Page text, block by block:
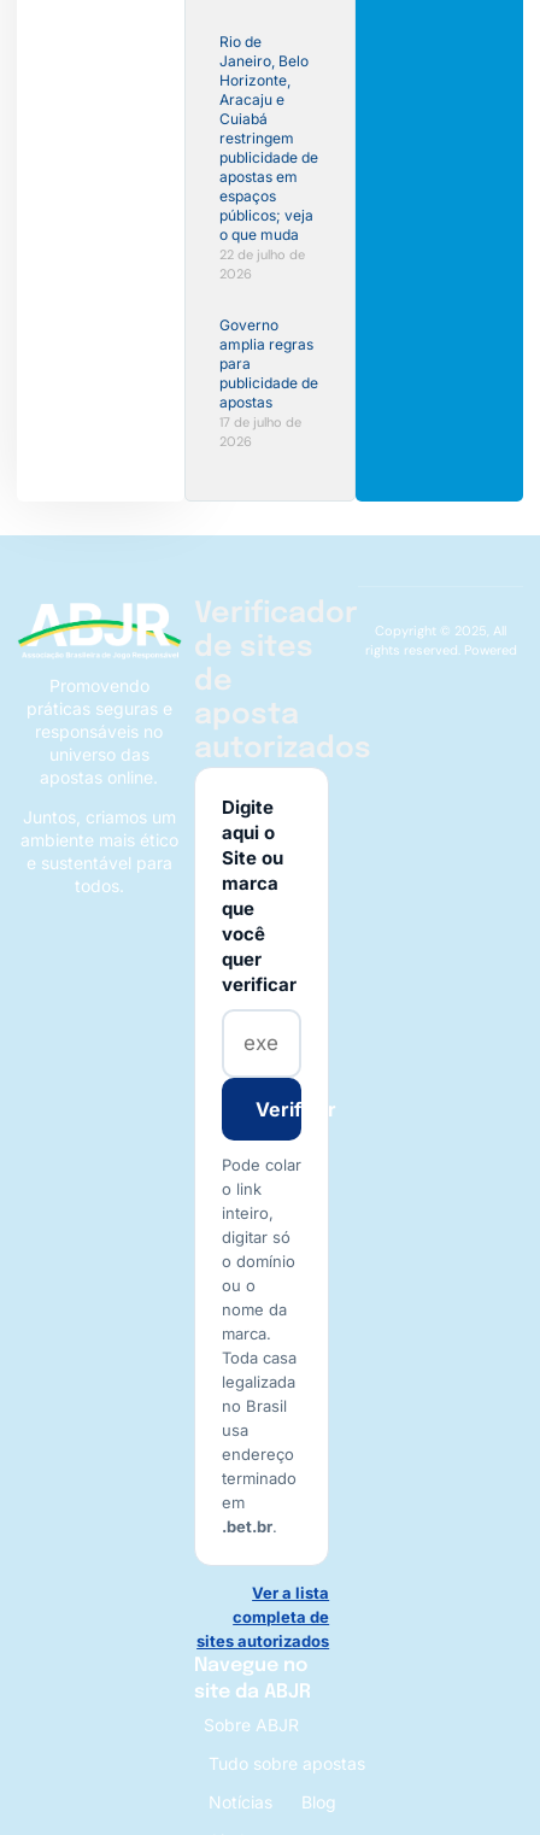
Rio de
Janeiro, Belo
Horizonte,
Aracaju e
Cuiabá
restringem
publicidade de
apostas em
espaços
públicos; veja
o que muda
22 de julho de
2026
Governo
amplia regras
para
publicidade de
apostas
17 de julho de
2026
Promovendo
práticas seguras e
responsáveis no
universo das
apostas online.
Juntos, criamos um
ambiente mais ético
e sustentável para
todos.
Verificador
de sites
de
aposta
autorizados
Digite
aqui o
Site ou
marca
que
você
quer
verificar
Verificar
Pode colar
o link
inteiro,
digitar só
o domínio
ou o
nome da
marca.
Toda casa
legalizada
no Brasil
usa
endereço
terminado
em
.bet.br.
Ver a lista
completa de
sites autorizados
Navegue no
site da ABJR
Sobre ABJR
Tudo sobre apostas
Notícias
Blog
Copyright © 2025, All
rights reserved. Powered